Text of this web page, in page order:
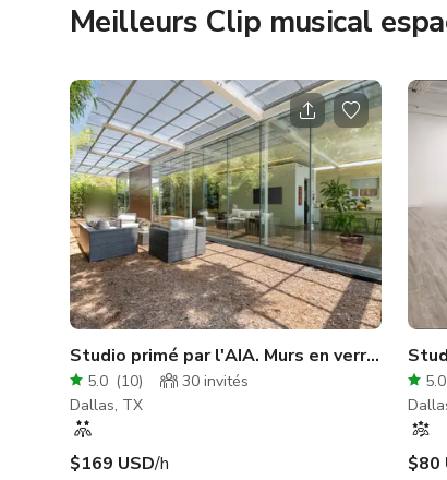
Meilleurs Clip musical
Studio primé par l'AIA. Murs en verre. Jardin
5.0 (10) 30 invités
Dallas, TX
$169 USD/h
5.0
$80